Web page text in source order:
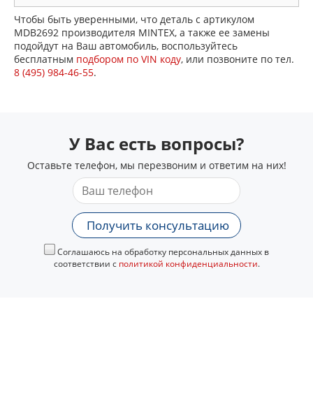
Чтобы быть уверенными, что деталь с артикулом
MDB2692 производителя MINTEX, а также ее замены
подойдут на Ваш автомобиль, воспользуйтесь
бесплатным подбором по VIN коду, или позвоните по тел.
8 (495) 984-46-55.
У Вас есть вопросы?
Оставьте телефон, мы перезвоним и ответим на них!
Получить консультацию
Соглашаюсь на обработку персональных данных в
соответствии с политикой конфиденциальности.